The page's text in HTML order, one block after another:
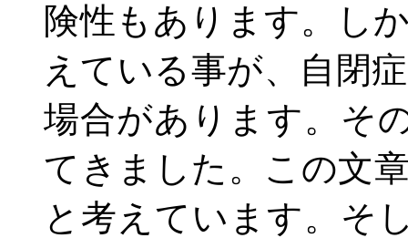
険性もあります。し
えている事が、自閉
場合があります。そ
てきました。この文
と考えています。そ